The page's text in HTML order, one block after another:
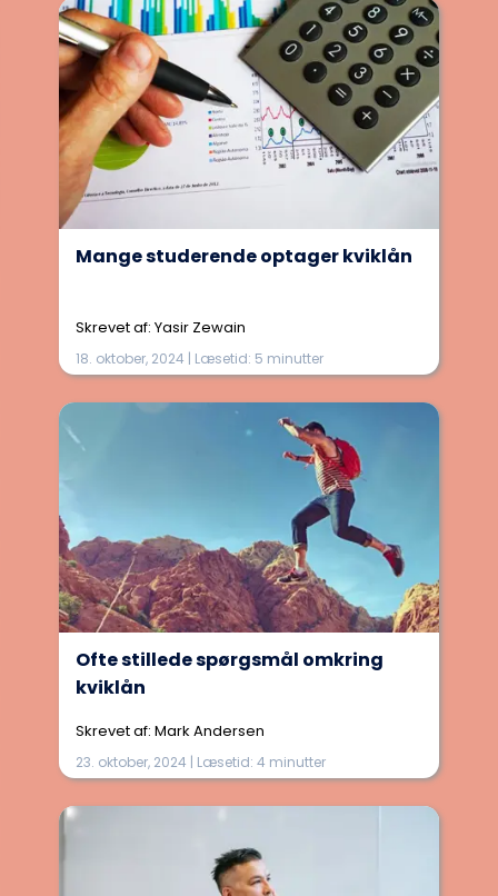
Mange studerende optager kviklån
Skrevet af: Yasir Zewain
18. oktober, 2024 | Læsetid: 5 minutter
Ofte stillede spørgsmål omkring
kviklån
Skrevet af: Mark Andersen
23. oktober, 2024 | Læsetid: 4 minutter